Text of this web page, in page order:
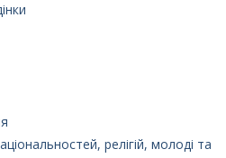
релігій, молоді та